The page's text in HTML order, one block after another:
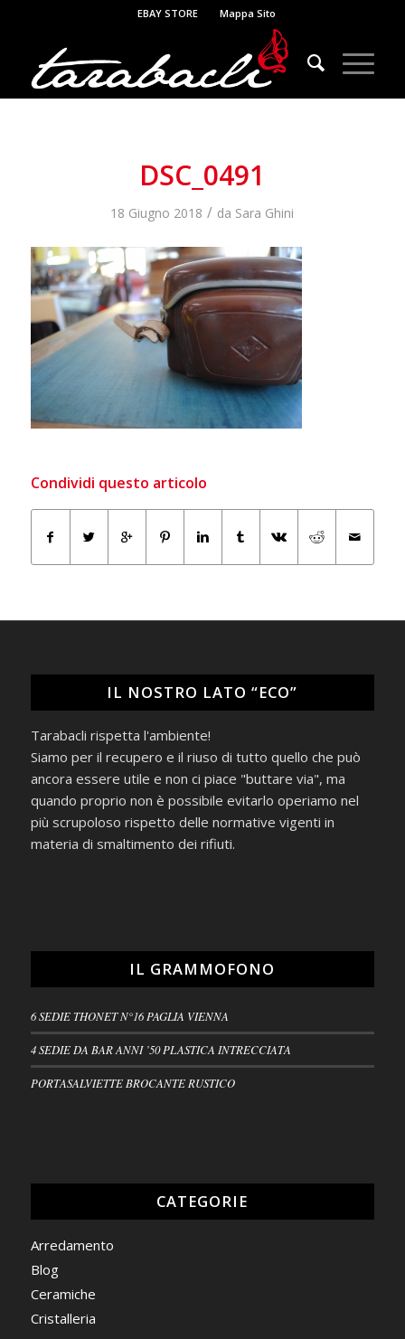
EBAY STORE Mappa Sito
DSC_0491
18 Giugno 2018 / da Sara Ghini
Condividi questo articolo
IL NOSTRO LATO “ECO”
Tarabacli rispetta l'ambiente!
Siamo per il recupero e il riuso di tutto quello che può
ancora essere utile e non ci piace "buttare via", ma
quando proprio non è possibile evitarlo operiamo nel
più scrupoloso rispetto delle normative vigenti in
materia di smaltimento dei rifiuti.
IL GRAMMOFONO
6 SEDIE THONET N°16 PAGLIA VIENNA
4 SEDIE DA BAR ANNI ’50 PLASTICA INTRECCIATA
PORTASALVIETTE BROCANTE RUSTICO
CATEGORIE
Arredamento
Blog
Ceramiche
Cristalleria